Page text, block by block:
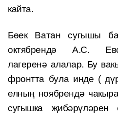
кайта.
Бөек Ватан сугышы
октябрендә А.С.
лагеренә алалар. Бу
фронтта була инде (
елның ноябрендә
сугышка